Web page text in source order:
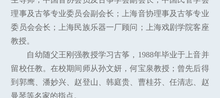
理事及古筝专业委员会副会长；上海音协理事及古筝专业
委员会会长；上海民族乐器一厂顾问；上海戏剧学院客座
教授。
自幼随父王刚强教授学习古筝，1988年毕业于上音并
留校任教。在校期间师从孙文妍，何宝泉教授；曾先后得
到郭鹰、潘妙兴、赵登山、韩庭贵、曹桂芬、任清志、赵
曼琴等名家的指点。